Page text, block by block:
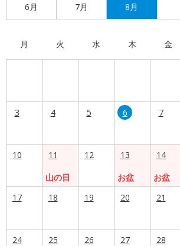
6月 7月 8月
月 火 水 木 金
3 4 5 6 7
10
11
山の日
12
13
お盆
14
お盆
17
18 19 20 21
24 25 26 27 28